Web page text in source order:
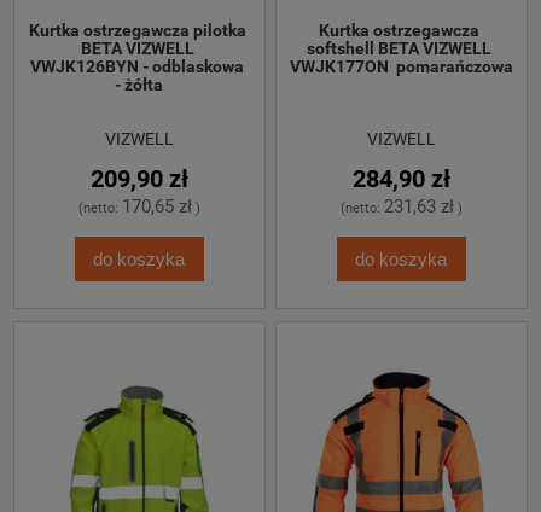
Kurtka ostrzegawcza pilotka
BETA VIZWELL
VWJK126BYN - odblaskowa
- żółta
VIZWELL
209,90 zł
(netto: 170,65 zł)
do koszyka
Kurtka ostrzegawcza
softshell BETA VIZWELL
VWJK177ON  pomarańczowa
VIZWELL
284,90 zł
(netto: 231,63 zł)
do koszyka